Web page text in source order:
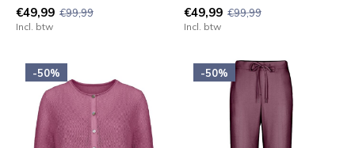
€49,99 €99,99
Incl. btw
€49,99 €99,99
Incl. btw
-50% -50%